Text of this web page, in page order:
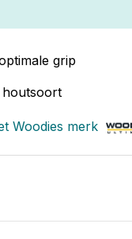
grip
houtsoort
Woodies merk